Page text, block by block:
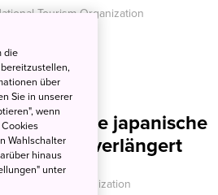
Tourism Organization
durch die japanische
Zeit verlängert
Tourism Organization
die
über
Sie in unserer
wenn
Wahlschalter
hinaus
unter